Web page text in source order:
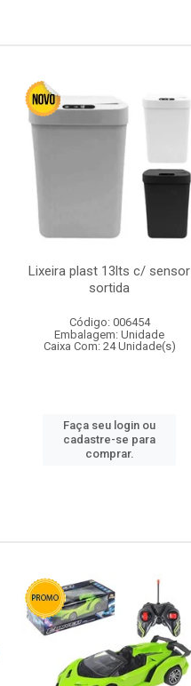
Lixeira plast 13lts c/ sensor
sortida
Código: 006454
Embalagem: Unidade
Caixa Com: 24 Unidade(s)
Faça seu login ou
cadastre-se para
comprar.